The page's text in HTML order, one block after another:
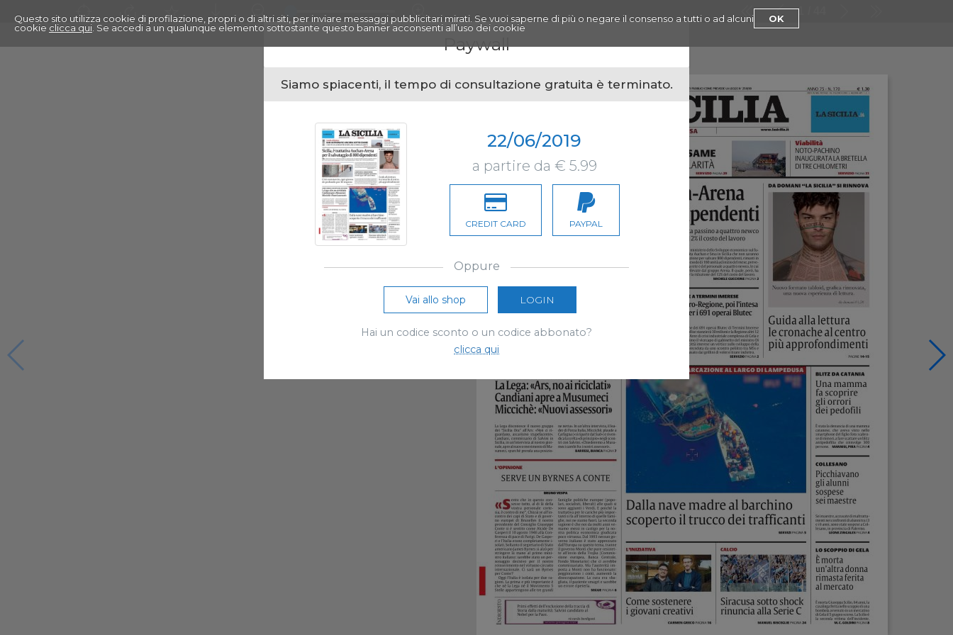
Questo sito utilizza cookie di profilazione, propri o di altri siti, per inviare messaggi pubblicitari mirati. Se vuoi saperne di più o negare il consenso a tutti o ad alcuni
cookie clicca qui . Se accedi a un qualunque elemento sottostante questo banner acconsenti all’uso dei cookie
OK
1
Paywall
Siamo spiacenti, il tempo di consultazione gratuita è terminato.
22/06/2019
a partire da € 5.99
CREDIT CARD PAYPAL
Oppure
Vai allo shop LOGIN
Hai un codice sconto o un codice abbonato?
clicca qui